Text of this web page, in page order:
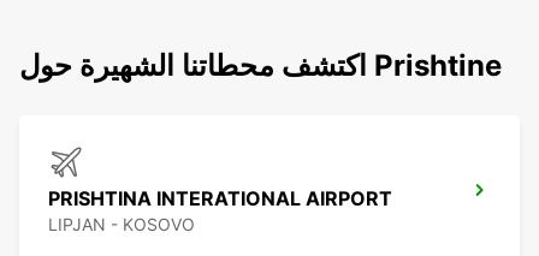
اكتشف محطاتنا الشهيرة حول Prishtine
PRISHTINA INTERATIONAL AIRPORT
LIPJAN - KOSOVO